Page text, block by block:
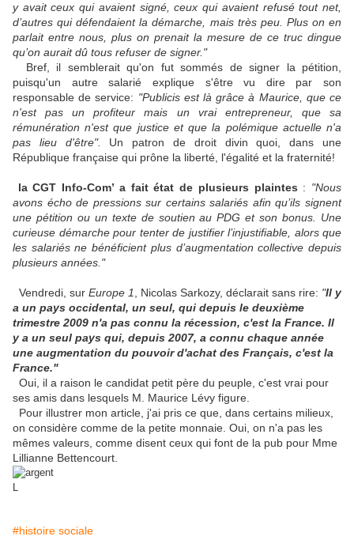
y avait ceux qui avaient signé, ceux qui avaient refusé tout net,
d’autres qui défendaient la démarche, mais très peu. Plus on en
parlait entre nous, plus on prenait la mesure de ce truc dingue
qu’on aurait dû tous refuser de signer."
Bref, il semblerait qu'on fut sommés de signer la pétition,
puisqu'un autre salarié explique s'être vu dire par son
responsable de service: "Publicis est là grâce à Maurice, que ce
n'est pas un profiteur mais un vrai entrepreneur, que sa
rémunération n'est que justice et que la polémique actuelle n'a
pas lieu d'être".
Un patron de droit divin quoi, dans une
République française qui prône la liberté, l'égalité et la fraternité!
la CGT Info-Com’ a fait état de plusieurs plaintes : "Nous
avons écho de pressions sur certains salariés afin qu’ils signent
une pétition ou un texte de soutien au PDG et son bonus. Une
curieuse démarche pour tenter de justifier l’injustifiable, alors que
les salariés ne bénéficient plus d’augmentation collective depuis
plusieurs années."
Vendredi, sur Europe 1 , Nicolas Sarkozy, déclarait sans rire: "Il y
a un pays occidental, un seul, qui depuis le deuxième
trimestre 2009 n'a pas connu la récession, c'est la France. Il
y a un seul pays qui, depuis 2007, a connu chaque année
une augmentation du pouvoir d'achat des Français, c'est la
France."
Oui, il a raison le candidat petit père du peuple, c'est vrai pour
ses amis dans lesquels M. Maurice Lévy figure.
Pour illustrer mon article, j'ai pris ce que, dans certains milieux,
on considère comme de la petite monnaie. Oui, on n'a pas les
mêmes valeurs, comme disent ceux qui font de la pub pour Mme
Lillianne Bettencourt.
L
#histoire sociale